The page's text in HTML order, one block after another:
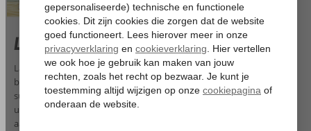
Last minute vakantie
Last minute op vakantie? De beste last minute deals voor zonnige
bestemmingen vind je bij Corendon. Je kunt al binnen enkele dagen
super last minute vertrekken! Is dat té last minute? Volgende week is
uiteraard ook mogelijk. Bekijk snel ons goedkope last minute
aanbod en boek nu jouw last minute vakantie!